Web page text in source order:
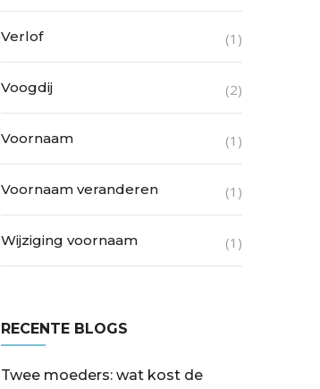
Verlof (1)
Voogdij (2)
Voornaam (1)
Voornaam veranderen (1)
Wijziging voornaam (1)
RECENTE BLOGS
Twee moeders: wat kost de